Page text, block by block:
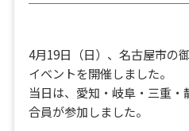
4月19日（日）、名古屋市の
イベントを開催しました。
当日は、愛知・岐阜・三重
合員が参加しました。